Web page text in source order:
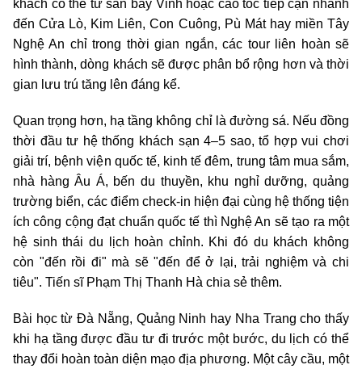
khách có thể từ sân bay Vinh hoặc cao tốc tiếp cận nhanh
đến Cửa Lò, Kim Liên, Con Cuông, Pù Mát hay miền Tây
Nghệ An chỉ trong thời gian ngắn, các tour liên hoàn sẽ
hình thành, dòng khách sẽ được phân bổ rộng hơn và thời
gian lưu trú tăng lên đáng kể.
Quan trọng hơn, hạ tầng không chỉ là đường sá. Nếu đồng
thời đầu tư hệ thống khách sạn 4–5 sao, tổ hợp vui chơi
giải trí, bệnh viện quốc tế, kinh tế đêm, trung tâm mua sắm,
nhà hàng Âu Á, bến du thuyền, khu nghỉ dưỡng, quảng
trường biển, các điểm check-in hiện đại cùng hệ thống tiện
ích công cộng đạt chuẩn quốc tế thì Nghệ An sẽ tạo ra một
hệ sinh thái du lịch hoàn chỉnh. Khi đó du khách không
còn "đến rồi đi" mà sẽ "đến để ở lại, trải nghiệm và chi
tiêu". Tiến sĩ Phạm Thị Thanh Hà chia sẻ thêm.
Bài học từ Đà Nẵng, Quảng Ninh hay Nha Trang cho thấy
khi hạ tầng được đầu tư đi trước một bước, du lịch có thể
thay đổi hoàn toàn diện mạo địa phương. Một cây cầu, một